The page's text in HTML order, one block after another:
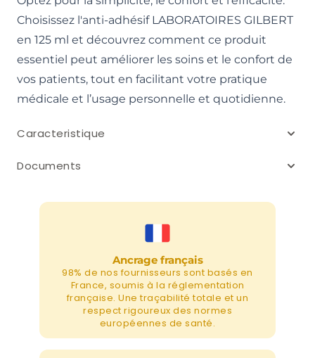
Choisissez l'anti-adhésif LABORATOIRES GILBERT
en 125 ml et découvrez comment ce produit
essentiel peut améliorer les soins et le confort de
vos patients, tout en facilitant votre pratique
médicale et l’usage personnelle et quotidienne.
Caracteristique
Documents
Ancrage français
98% de nos fournisseurs sont basés en
France, soumis à la réglementation
française. Une traçabilité totale et un
respect rigoureux des normes
européennes de santé.